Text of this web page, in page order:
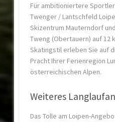
Für ambitioniertere
Twenger / Lantschfeld
Skizentrum Mauterndorf
Tweng (Obertauern) auf 12
Skatingstil erleben Sie auf
Pracht Ihrer Ferienregion
österreichischen Alpen.
Weiteres
Das Tolle am Loipen-